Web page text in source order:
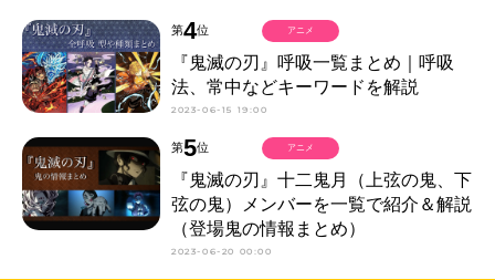
第4位
『鬼滅の刃』呼吸一覧まとめ｜呼吸
法、常中などキーワードを解説
2023-06-15 19:00
アニメ
第5位
『鬼滅の刃』十二鬼月（上弦の鬼、下
弦の鬼）メンバーを一覧で紹介＆解説
（登場鬼の情報まとめ）
2023-06-20 00:00
アニメ